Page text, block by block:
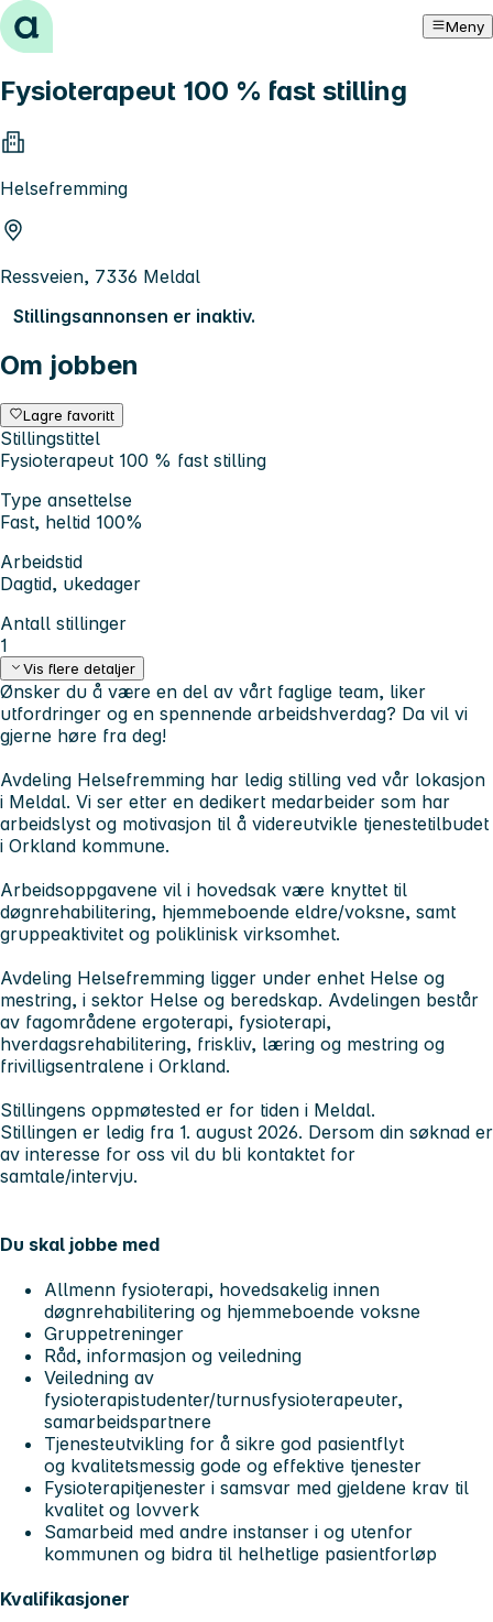
Hopp til innhold Meny
Fysioterapeut 100 % fast stilling
Helsefremming
Ressveien, 7336 Meldal
Stillingsannonsen er inaktiv.
Om jobben
Lagre favoritt
Stillingstittel
Fysioterapeut 100 % fast stilling
Type ansettelse
Fast, heltid 100%
Arbeidstid
Dagtid, ukedager
Antall stillinger
1
Vis flere detaljer
Ønsker du å være en del av vårt faglige team, liker
utfordringer og en spennende arbeidshverdag? Da vil vi
gjerne høre fra deg!
Avdeling Helsefremming har ledig stilling ved vår lokasjon
i Meldal. Vi ser etter en dedikert medarbeider som har
arbeidslyst og motivasjon til å videreutvikle tjenestetilbudet
i Orkland kommune.
Arbeidsoppgavene vil i hovedsak være knyttet til
døgnrehabilitering, hjemmeboende eldre/voksne, samt
gruppeaktivitet og poliklinisk virksomhet.
Avdeling Helsefremming ligger under enhet Helse og
mestring, i sektor Helse og beredskap. Avdelingen består
av fagområdene ergoterapi, fysioterapi,
hverdagsrehabilitering, friskliv, læring og mestring og
frivilligsentralene i Orkland.
Stillingens oppmøtested er for tiden i Meldal.
Stillingen er ledig fra 1. august 2026. Dersom din søknad er
av interesse for oss vil du bli kontaktet for
samtale/intervju.
Du skal jobbe med
Allmenn fysioterapi, hovedsakelig innen
døgnrehabilitering og hjemmeboende voksne
Gruppetreninger
Råd, informasjon og veiledning
Veiledning av
fysioterapistudenter/turnusfysioterapeuter,
samarbeidspartnere
Tjenesteutvikling for å sikre god pasientflyt
og kvalitetsmessig gode og effektive tjenester
Fysioterapitjenester i samsvar med gjeldene krav til
kvalitet og lovverk
Samarbeid med andre instanser i og utenfor
kommunen og bidra til helhetlige pasientforløp
Kvalifikasjoner